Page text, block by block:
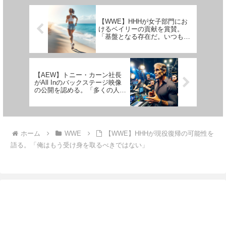
近、ゲームコンテンツが中心のラ
彼にとって、NXT参戦はどの...
【WWE】HHHが女子部門にお
けるベイリーの貢献を賞賛。
「基盤となる存在だ。いつも安
【AEW】トニー・カーン社長
がAll Inのバックステージ映像
の公開を認める。「多くの人た
ホーム WWE
【WWE】HHHが現役復帰の可能性を
語る。「俺はもう受け身を取るべきではない」